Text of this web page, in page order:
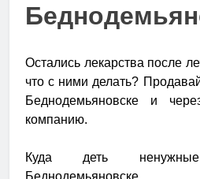
Остались лекарства после
что с ними делать?
Беднодемьяновске и
компанию.
Куда деть
Беднодемьяновске